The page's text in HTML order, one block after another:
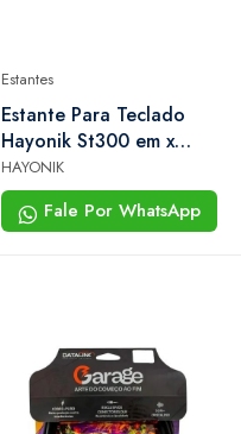
Estantes
Estante Para Teclado
Hayonik St300 em x
Dobrável Com Altura
Regulável
HAYONIK
Fale Por WhatsApp